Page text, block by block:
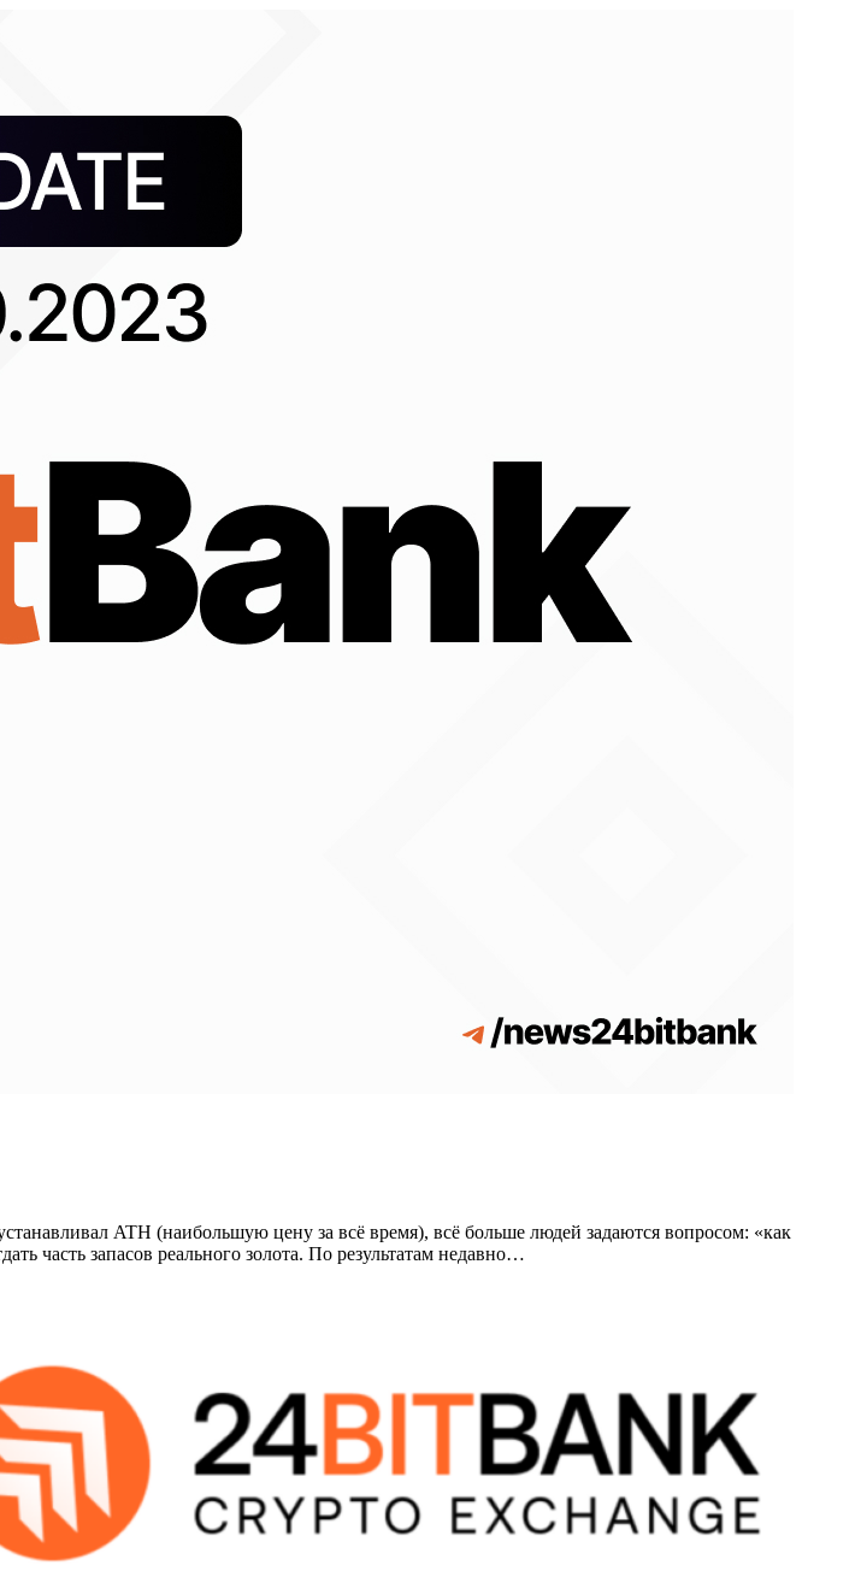
ATH (наибольшую цену за всё время), всё больше людей задаются вопросом: «как
часть запасов реального золота. По результатам недавно…